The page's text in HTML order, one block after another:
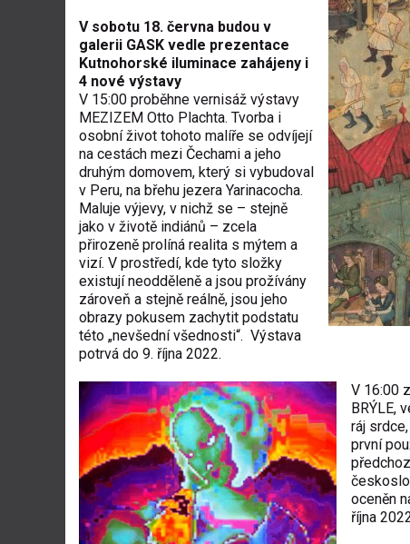
V sobotu 18. června budou v
galerii GASK vedle prezentace
Kutnohorské iluminace zahájeny i
4 nové výstavy
V 15:00 proběhne vernisáž výstavy
MEZIZEM Otto Plachta. Tvorba i
osobní život tohoto malíře se odvíjejí
na cestách mezi Čechami a jeho
druhým domovem, který si vybudoval
v Peru, na břehu jezera Yarinacocha.
Maluje výjevy, v nichž se – stejně
jako v životě indiánů – zcela
přirozeně prolíná realita s mýtem a
vizí. V prostředí, kde tyto složky
existují neodděleně a jsou prožívány
zároveň a stejně reálně, jsou jeho
obrazy pokusem zachytit podstatu
této „nevšední všednosti“. Výstava
potrvá do 9. října 2022.
V 16:00
BRÝLE,
ráj
první
oceněn
října